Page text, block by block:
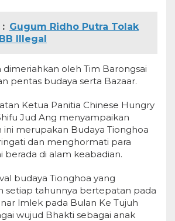
: Gugum Ridho Putra Tolak
Illegal
oleh Tim Barongsai
pentas budaya serta Bazaar.
Ketua Panitia Chinese Hungry
Jud Ang menyampaikan
ini merupakan Budaya Tionghoa
dan menghormati para
berada di alam keabadian.
budaya Tionghoa yang
setiap tahunnya bertepatan pada
lmlek pada Bulan Ke Tujuh
wujud Bhakti sebagai anak